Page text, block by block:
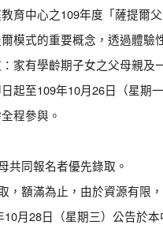
育中心之109年度「薩提爾
模式的重要概念，透過體
家有學齡期子女之父母親及
起至109年10月26日（星
程參與。
共同報名者優先錄取。
，額滿為止，由於資源有限
月28日（星期三）公告於